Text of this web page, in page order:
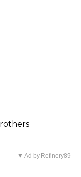
▼ Ad by Refinery89